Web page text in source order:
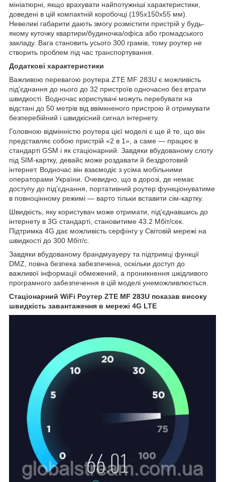
мініатюрні, якщо врахувати найпотужніші характеристики,
доведені в цій компактній коробочці (195х150х55 мм).
Невеликі габарити дають змогу розмістити пристрій у будь-
якому куточку квартири/будиночка/офіса або громадського
закладу. Вага становить усього 300 грамів, тому роутер не
створить проблем під час транспортування.
Додаткові характеристики
Важливою перевагою роутера ZTE MF 283U є можливість
під'єднання до нього до 32 пристроїв одночасно без втрати
швидкості. Водночас користувачі можуть перебувати на
відстані до 50 метрів від ввімкненого пристрою й отримувати
безперебійний і швидкісний сигнал інтернету.
Головною відмінністю роутера цієї моделі є ще й те, що він
представляє собою пристрій «2 в 1», а саме — працює в
стандарті GSM і як стаціонарний. Завдяки вбудованому слоту
під SIM-картку, девайс може роздавати й бездротовий
інтернет. Водночас він взаємодіє з усіма мобільними
операторами України. Очевидно, що в дорозі, де немає
доступу до під'єднання, портативний роутер функціонуватиме
в повноцінному режимі — варто тільки вставити сім-картку.
Швидкість, яку користувач може отримати, під'єднавшись до
інтернету в 3G стандарті, становитиме 43.2 Мбіт/сек.
Підтримка 4G дає можливість серфінгу у Світовій мережі на
швидкості до 300 Мбіт/с.
Завдяки вбудованому брандмуауеру та підтримці функції
DMZ, повна безпека забезпечена, оскільки доступ до
важливої інформації обмежений, а проникнення шкідливого
програмного забезпечення в цій моделі унеможливлюється.
Стаціонарний WiFi Роутер ZTE MF 283U показав високу
швидкість завантаження в мережі 4G LTE